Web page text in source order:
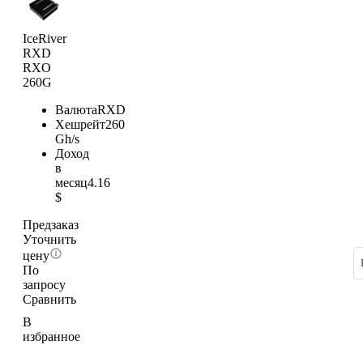
IceRiver
RXD
RXO
260G
ВалютаRXD
Хешрейт260
Gh/s
Доход
в
месяц4.16
$
Предзаказ
Уточнить
цену
По
запросу
Сравнить
В
избранное